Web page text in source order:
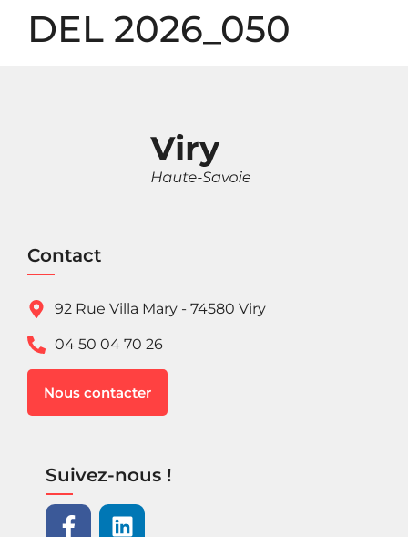
DEL 2026_050
Contact
92 Rue Villa Mary - 74580 Viry
04 50 04 70 26
Nous contacter
Suivez-nous !